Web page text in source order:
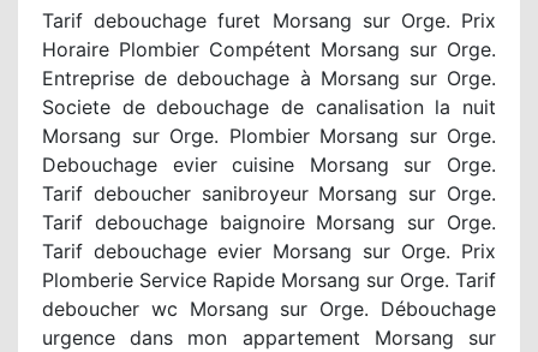
Tarif debouchage furet Morsang sur Orge. Prix
Horaire Plombier Compétent Morsang sur Orge.
Entreprise de debouchage à Morsang sur Orge.
Societe de debouchage de canalisation la nuit
Morsang sur Orge. Plombier Morsang sur Orge.
Debouchage evier cuisine Morsang sur Orge.
Tarif deboucher sanibroyeur Morsang sur Orge.
Tarif debouchage baignoire Morsang sur Orge.
Tarif debouchage evier Morsang sur Orge. Prix
Plomberie Service Rapide Morsang sur Orge. Tarif
deboucher wc Morsang sur Orge. Débouchage
urgence dans mon appartement Morsang sur